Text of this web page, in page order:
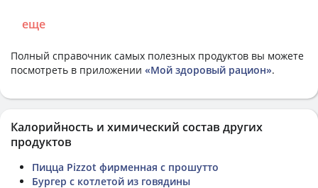
еще
Полный справочник самых полезных продуктов вы можете
посмотреть в приложении «Мой здоровый рацион».
Калорийность и химический состав других
продуктов
Пицца Pizzot фирменная с прошутто
Бургер с котлетой из говядины